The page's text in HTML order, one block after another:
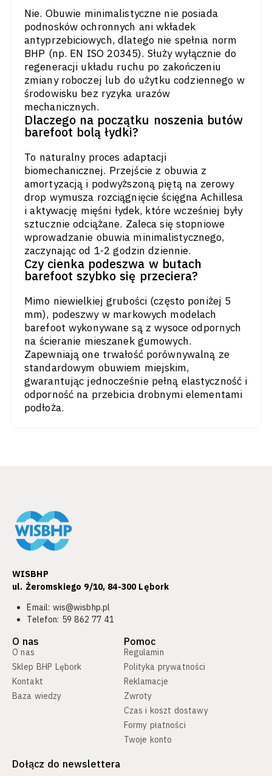
Nie. Obuwie minimalistyczne nie posiada
podnosków ochronnych ani wkładek
antyprzebiciowych, dlatego nie spełnia norm
BHP (np. EN ISO 20345). Służy wyłącznie do
regeneracji układu ruchu po zakończeniu
zmiany roboczej lub do użytku codziennego w
środowisku bez ryzyka urazów
mechanicznych.
Dlaczego na początku noszenia butów
barefoot bolą łydki?
To naturalny proces adaptacji
biomechanicznej. Przejście z obuwia z
amortyzacją i podwyższoną piętą na zerowy
drop wymusza rozciągnięcie ścięgna Achillesa
i aktywację mięśni łydek, które wcześniej były
sztucznie odciążane. Zaleca się stopniowe
wprowadzanie obuwia minimalistycznego,
zaczynając od 1-2 godzin dziennie.
Czy cienka podeszwa w butach
barefoot szybko się przeciera?
Mimo niewielkiej grubości (często poniżej 5
mm), podeszwy w markowych modelach
barefoot wykonywane są z wysoce odpornych
na ścieranie mieszanek gumowych.
Zapewniają one trwałość porównywalną ze
standardowym obuwiem miejskim,
gwarantując jednocześnie pełną elastyczność i
odporność na przebicia drobnymi elementami
podłoża.
WISBHP
ul. Żeromskiego 9/10, 84-300 Lębork​
Email: wis@wisbhp.pl
Telefon: 59 862 77 41
O nas
O nas
Sklep BHP Lębork
Kontakt
Baza wiedzy
Pomoc
Regulamin
Polityka prywatności
Reklamacje
Zwroty
Czas i koszt dostawy
Formy płatności
Twoje konto
Dołącz do newslettera